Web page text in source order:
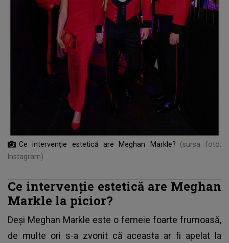
Ce intervenție estetică are Meghan Markle?
(sursa foto:
Instagram)
Ce intervenție estetică are Meghan
Markle la picior?
Deși Meghan Markle este o femeie foarte frumoasă,
de multe ori s-a zvonit că aceasta ar fi apelat la